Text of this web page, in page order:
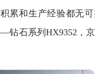
累和生产经验都无
钻石系列HX9352，